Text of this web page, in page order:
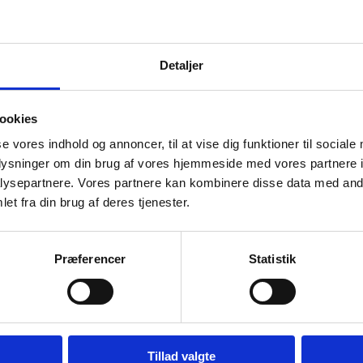
Detaljer
vores indhold og annoncer, til at vise dig funktioner til sociale
om din brug af vores hjemmeside med vores partnere
Vores partnere kan kombinere disse data med
fra din brug af deres tjenester.
Præferencer Statistik
Tillad valgte
En sjælden positiv fantastisk oplevelse, som jeg sent vil glemme!
han snakker om og kan vejlede os kunder
Vurderet af
siden 1994. Vi bruger vores store viden inden for indkøb
tilliden, som kernen i vores arbejde, kan du trygt vælge os som